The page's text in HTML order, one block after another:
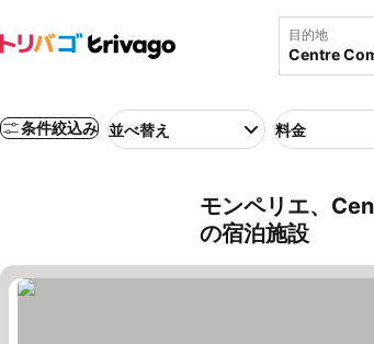
目的地
条件絞込み 並べ替え 料金
モンペリエ、
の宿泊施設